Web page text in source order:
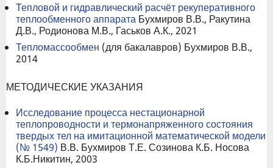
Тепловой и гидравлический расчёт рекуперативного
теплообменного аппарата Бухмиров В.В., Ракутина
Д.В., Родионова М.В., Гаськов А.К., 2021
Тепломассообмен (для бакалавров) Бухмиров В.В.,
2014
МЕТОДИЧЕСКИЕ УКАЗАНИЯ
Исследование процесса нестационарной
теплопроводности и термонапряженного состояния
твердых тел на имитационной математической модели
(№ 1549) В.В. Бухмиров Т.Е. Созинова К.Б. Носова
К.Б.Никитин, 2003